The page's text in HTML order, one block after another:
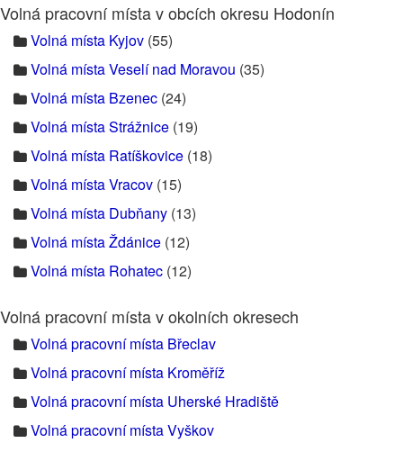
Volná pracovní místa v obcích okresu Hodonín
Volná místa Kyjov (55)
Volná místa Veselí nad Moravou (35)
Volná místa Bzenec (24)
Volná místa Strážnice (19)
Volná místa Ratíškovice (18)
Volná místa Vracov (15)
Volná místa Dubňany (13)
Volná místa Ždánice (12)
Volná místa Rohatec (12)
Volná pracovní místa v okolních okresech
Volná pracovní místa Břeclav
Volná pracovní místa Kroměříž
Volná pracovní místa Uherské Hradiště
Volná pracovní místa Vyškov